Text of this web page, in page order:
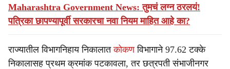
Maharashtra Government News: तुमचं लग्न ठरलयं!
पत्रिका छापण्यापूर्वी सरकारचा नवा नियम माहित आहे का?
राज्यातील विभागनिहाय निकालातकोकणविभागाने 97.62 टक्के
निकालासह प्रथम क्रमांक पटकावला, तर छत्रपती संभाजीनगर